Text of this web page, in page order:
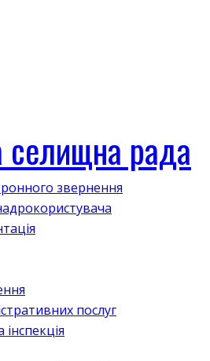
селищна рада
звернення
послуг